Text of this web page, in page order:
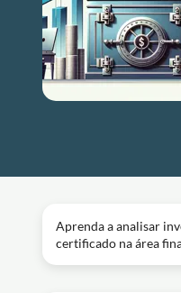
Aprenda a analisar
certificado na área